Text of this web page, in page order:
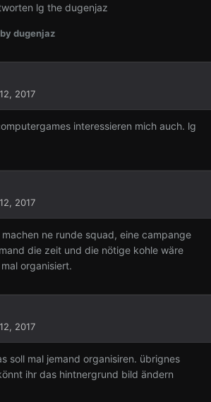
lg the dugenjaz
by dugenjaz
2017
interessieren mich auch. lg
2017
ne runde squad, eine campange
die zeit und die nötige kohle wäre
organisiert.
2017
soll mal jemand organisiren. übrignes
ihr das hintnergrund bild ändern